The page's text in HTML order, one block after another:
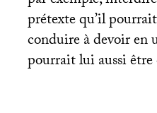
prétexte qu’il
conduire à devoir
pourrait lui aussi être